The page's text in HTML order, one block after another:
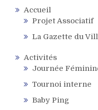
Accueil
Projet Associatif
La Gazette du
Activités
Journée
Tournoi interne
Baby Ping